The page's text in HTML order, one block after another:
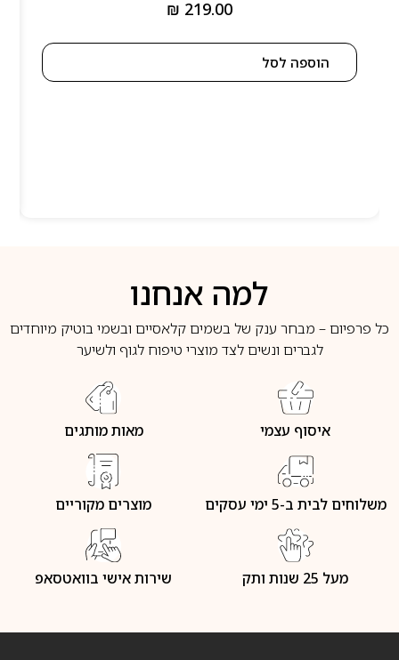
₪ 219.00
הוספה לסל
למה אנחנו
כל פרפיום – מבחר ענק של בשמים קלאסיים ובשמי בוטיק מיוחדים
לגברים ונשים לצד מוצרי טיפוח לגוף ולשיער
איסוף עצמי מאות מותגים
משלוחים לבית ב-5 ימי עסקים מוצרים מקוריים
מעל 25 שנות ותק שירות אישי בוואטסאפ